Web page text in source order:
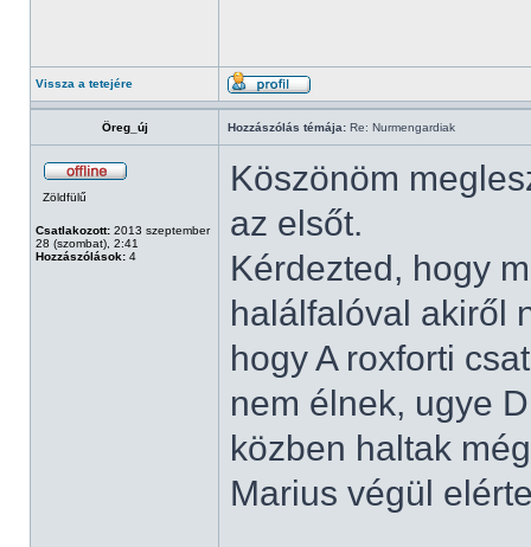
Vissza a tetejére
Öreg_új Hozzászólás témája: Re: Nurmengardiak
Zöldfülű
Csatlakozott: 2013 szeptember
28 (szombat), 2:41
Hozzászólások: 4
Köszönöm
az elsőt.
Kérdezted, hogy
halálfalóval akiről
hogy A roxforti
nem élnek, ugye
közben haltak
Marius végül